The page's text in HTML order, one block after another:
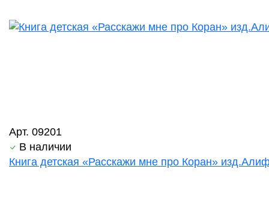
Арт. 09201
В наличии
Книга детская «Расскажи мне про Коран»